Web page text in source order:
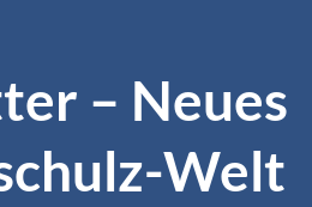
– Neues
Welt